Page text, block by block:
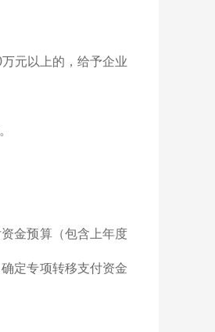
元以上的，给予企业
金预算（包含上年度
定专项转移支付资金